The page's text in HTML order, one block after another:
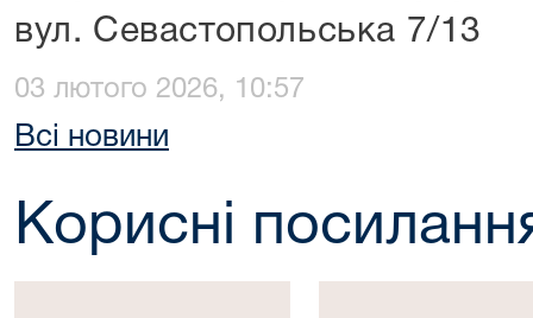
вул. Севастопольська 7/13
03 лютого 2026, 10:57
Всі новини
Корисні